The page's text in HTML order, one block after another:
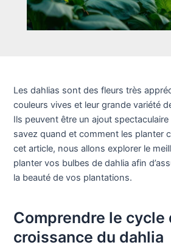
Les dahlias sont des fleurs très
couleurs vives et leur grande variété
Ils peuvent être un ajout
savez quand et comment les planter
cet article, nous allons explorer le
planter vos bulbes de dahlia afin
la beauté de vos plantations.
Comprendre le cycle
croissance du dahlia